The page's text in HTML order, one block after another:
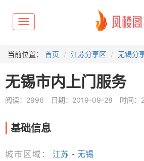
Toggle
navigation
当前位置： 首页 江苏分享区 无锡分
无锡市内上门服务
阅读：2996 日期：2019-09-28 时间：
基础信息
城市区域： 江苏 - 无锡